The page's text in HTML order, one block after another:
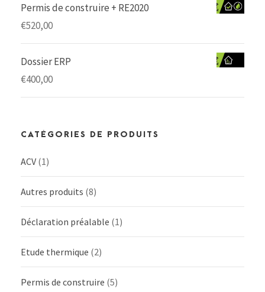
Permis de construire + RE2020
€520,00
Dossier ERP
€400,00
CATÉGORIES DE PRODUITS
ACV (1)
Autres produits (8)
Déclaration préalable (1)
Etude thermique (2)
Permis de construire (5)